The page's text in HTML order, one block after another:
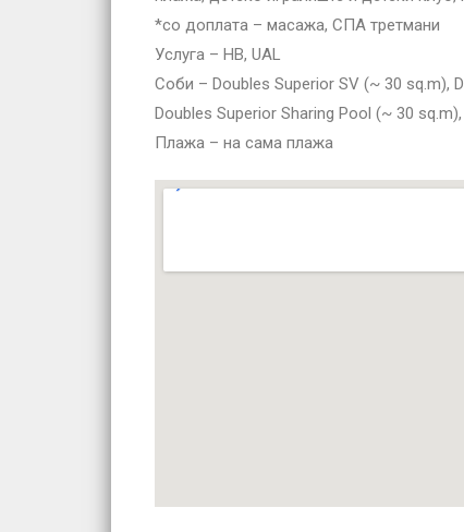
*со доплата – масажа, СПА третмани
Услуга – HB, UAL
Соби – Doubles Superior SV (~ 30 sq.m),
Doubles Superior Sharing Pool (~ 30
Плажа – на сама плажа